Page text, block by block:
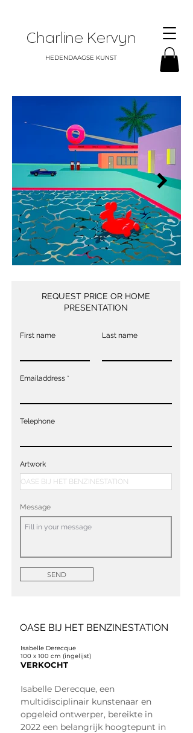
Charline Kervyn
HEDENDAAGSE KUNST
REQUEST PRICE OR HOME
PRESENTATION
First name Last name
Emailaddress
Telephone
Artwork
Message
SEND
OASE BIJ HET BENZINESTATION
Isabelle Derecque
100 x 100 cm (ingelijst)
VERKOCHT
Isabelle Derecque, een
multidisciplinair kunstenaar en
opgeleid ontwerper, bereikte in
2022 een belangrijk hoogtepunt in